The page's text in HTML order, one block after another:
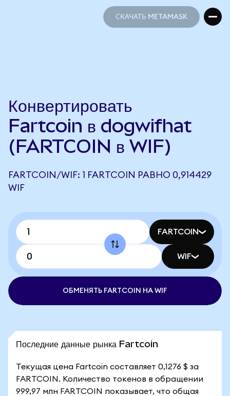
СКАЧАТЬ METAMASK
Конвертировать
Fartcoin в dogwifhat
(FARTCOIN в WIF)
FARTCOIN/WIF: 1 FARTCOIN РАВНО 0,914429
WIF
FARTCOIN
WIF
ОБМЕНЯТЬ FARTCOIN НА WIF
Последние данные рынка Fartcoin
Текущая цена Fartcoin составляет 0,1276 $ за
FARTCOIN. Количество токенов в обращении
999,97 млн FARTCOIN показывает, что общая